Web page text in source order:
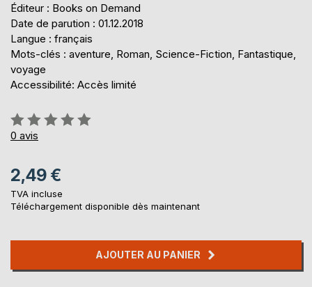
Éditeur : Books on Demand
Date de parution : 01.12.2018
Langue : français
Mots-clés : aventure, Roman, Science-Fiction, Fantastique,
voyage
Accessibilité: Accès limité
Évaluation:
0%
0 avis
2,49 €
TVA incluse
Téléchargement disponible dès maintenant
AJOUTER AU PANIER